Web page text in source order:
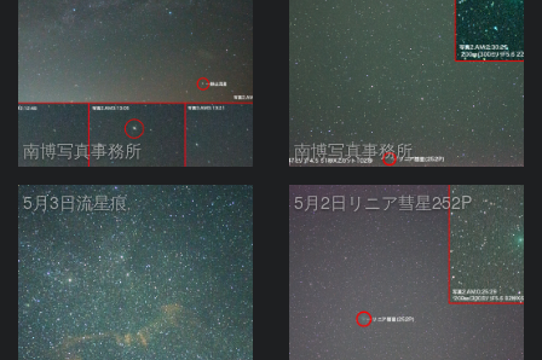
南博写真事務所 南博写真事務所
5月3日流星痕 5月2日リニア彗星252P